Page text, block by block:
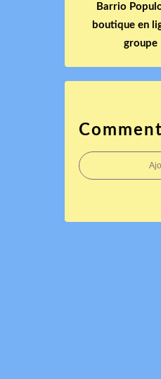
Barrio
boutique en
groupe